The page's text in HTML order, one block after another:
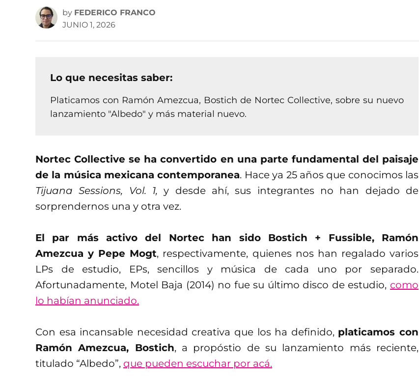
by FEDERICO FRANCO
JUNIO 1, 2026
Lo que necesitas saber:
Platicamos con Ramón Amezcua, Bostich de Nortec Collective, sobre su nuevo
lanzamiento "Albedo" y más material nuevo.
Nortec Collective se ha convertido en una parte fundamental del paisaje
de la música mexicana contemporanea. Hace ya 25 años que conocimos las
Tijuana Sessions, Vol. 1,y desde ahí, sus integrantes no han dejado de
sorprendernos una y otra vez.
El par más activo del Nortec han sido Bostich + Fussible, Ramón
Amezcua y Pepe Mogt, respectivamente, quienes nos han regalado varios
LPs de estudio, EPs, sencillos y música de cada uno por separado.
Afortunadamente, Motel Baja (2014) no fue su último disco de estudio, como
lo habían anunciado.
Con esa incansable necesidad creativa que los ha definido, platicamos con
Ramón Amezcua, Bostich, a propóstio de su lanzamiento más reciente,
titulado “Albedo”, que pueden escuchar por acá.